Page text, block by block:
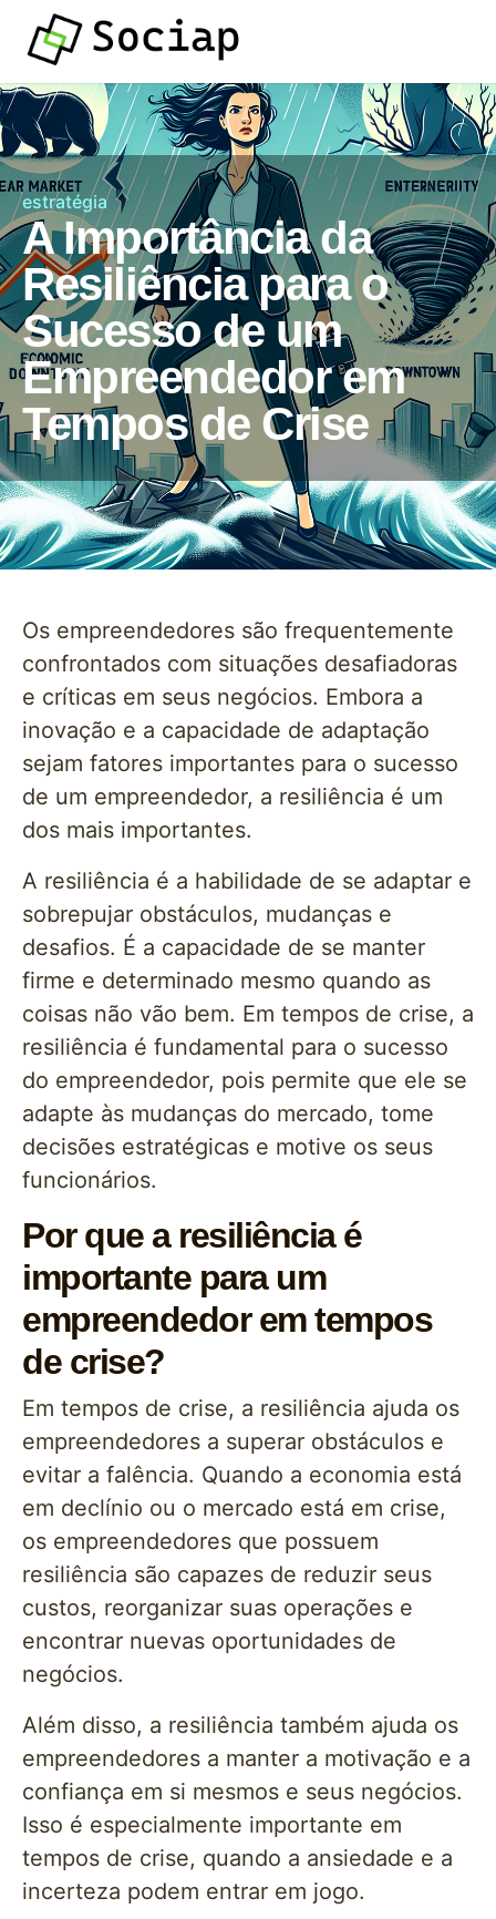
estratégia
A Importância da
Resiliência para o
Sucesso de um
Empreendedor em
Tempos de Crise
Os empreendedores são frequentemente
confrontados com situações desafiadoras
e críticas em seus negócios. Embora a
inovação e a capacidade de adaptação
sejam fatores importantes para o sucesso
de um empreendedor, a resiliência é um
dos mais importantes.
A resiliência é a habilidade de se adaptar e
sobrepujar obstáculos, mudanças e
desafios. É a capacidade de se manter
firme e determinado mesmo quando as
coisas não vão bem. Em tempos de crise, a
resiliência é fundamental para o sucesso
do empreendedor, pois permite que ele se
adapte às mudanças do mercado, tome
decisões estratégicas e motive os seus
funcionários.
Por que a resiliência é
importante para um
empreendedor em tempos
de crise?
Em tempos de crise, a resiliência ajuda os
empreendedores a superar obstáculos e
evitar a falência. Quando a economia está
em declínio ou o mercado está em crise,
os empreendedores que possuem
resiliência são capazes de reduzir seus
custos, reorganizar suas operações e
encontrar nuevas oportunidades de
negócios.
Além disso, a resiliência também ajuda os
empreendedores a manter a motivação e a
confiança em si mesmos e seus negócios.
Isso é especialmente importante em
tempos de crise, quando a ansiedade e a
incerteza podem entrar em jogo.